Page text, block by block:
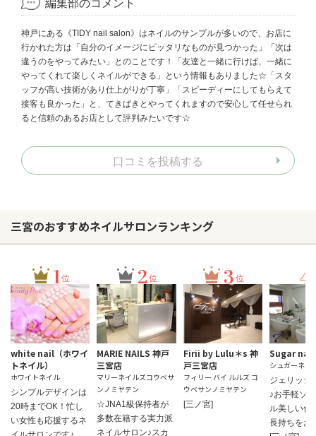
編集部のコメント
神戸にある《TIDY nail salon》はネイルのサンプルが多いので、お店に
行かれた方は「自分のイメージにピッタリなものが見つかった」「次は
違うのをやってみたい」とのことです！「友達と一緒に行けば、一緒に
やってくれて楽しくネイルができる」という情報もありました☆「スタ
ッフが高い技術があり仕上がりが丁寧」「スピーディーにしてもらえて
接客も良かった」と、てきぱきとやってくれますので安心して任せられ
ると信頼のあるお店として評判みたいです☆
口コミを投稿する
三宮のおすすめネイルサロンランキング
1位
white nail（ホワイ
トネイル）
ホワイトネイル
シンプルデザインは
20時までOK！忙し
い女性も応援するネ
2 位
MARIE NAILS 神戸
三宮店
マリーネイルズコウベサ
ンノミヤテン
☆JNA1級保持者が
多数在籍する実力派
ネイルサロン♪スカ
3 位
Firii by Lulu＊s 神
戸三宮店
フィリー バイ ルルズ コ
ウベサンノミヤテン
[三ノ宮]
4
Sugar nail
シュガーネイ
ジェリッシ
♪お手軽ソ
ル美しい仕
長持ちをお